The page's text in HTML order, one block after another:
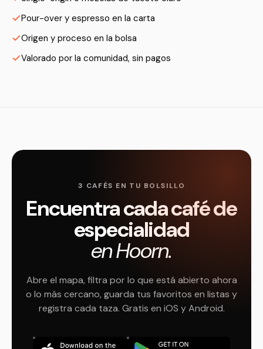
Pour-over y espresso en la carta
Origen y proceso en la bolsa
Valorado por la comunidad, sin pagos
3 CAFÉS EN TU BOLSILLO
Encuentra cada café de
especialidad
en Hoorn.
Abre el mapa, filtra por lo que está abierto ahora
o lo más cercano, guarda tus favoritos en listas y
registra cada taza. Gratis en iOS y Android.